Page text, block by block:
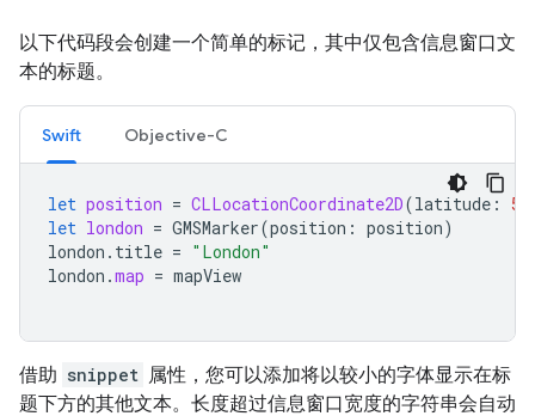
以下代码段会创建一个简单的标记，其中仅包含信息窗口文
本的标题。
Swift Objective-C
let position = CLLocationCoordinate2D(latitude :
let london = GMSMarker(position : position)
london . title = "London"
london .map = mapView
借助 snippet 属性，您可以添加将以较小的字体显示在标
题下方的其他文本。长度超过信息窗口宽度的字符串会自动